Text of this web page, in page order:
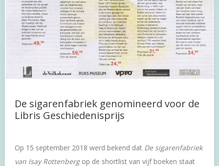
De sigarenfabriek genomineerd voor de
Libris Geschiedenisprijs
Op 15 september 2018 werd bekend dat De sigarenfabriek
van Isay Rottenberg op de shortlist van vijf boeken staat